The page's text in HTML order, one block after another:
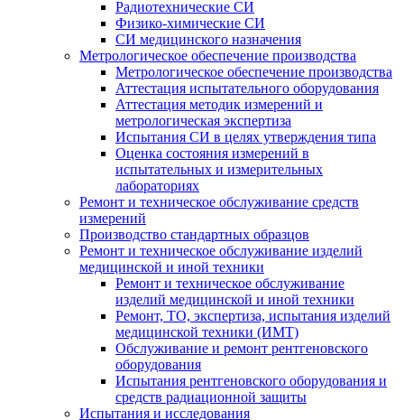
Радиотехнические СИ
Физико-химические СИ
СИ медицинского назначения
Метрологическое обеспечение производства
Метрологическое обеспечение производства
Аттестация испытательного оборудования
Аттестация методик измерений и
метрологическая экспертиза
Испытания СИ в целях утверждения типа
Оценка состояния измерений в
испытательных и измерительных
лабораториях
Ремонт и техническое обслуживание средств
измерений
Производство стандартных образцов
Ремонт и техническое обслуживание изделий
медицинской и иной техники
Ремонт и техническое обслуживание
изделий медицинской и иной техники
Ремонт, ТО, экспертиза, испытания изделий
медицинской техники (ИМТ)
Обслуживание и ремонт рентгеновского
оборудования
Испытания рентгеновского оборудования и
средств радиационной защиты
Испытания и исследования